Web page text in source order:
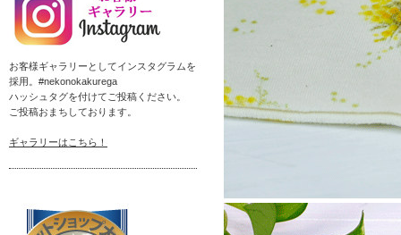
お客様ギャラリーとしてインスタグラムを
採用。#nekonokakurega
ハッシュタグを付けてご投稿ください。
ご投稿おまちしております。
ギャラリーはこちら！